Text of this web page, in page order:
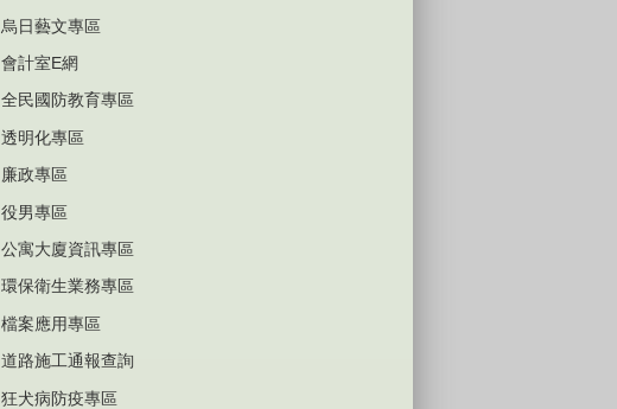
烏日藝文專區
會計室E網
全民國防教育專區
透明化專區
廉政專區
役男專區
公寓大廈資訊專區
環保衛生業務專區
檔案應用專區
道路施工通報查詢
狂犬病防疫專區